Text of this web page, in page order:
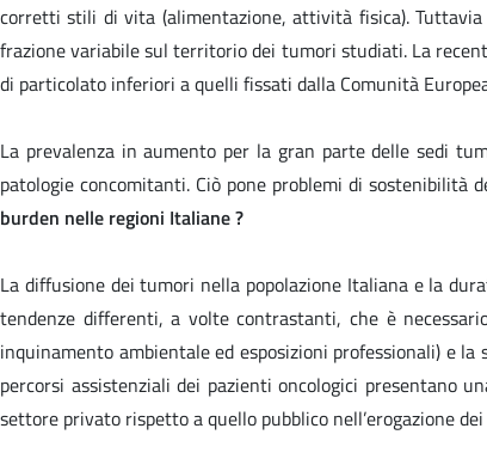
corretti stili di vita (alimentazione, attività fisica).
frazione variabile sul territorio dei tumori studiati. La
di particolato inferiori a quelli fissati dalla Comunità
La prevalenza in aumento per la gran parte delle sedi
patologie concomitanti. Ciò pone problemi di sostenibilità
burden nelle regioni Italiane ?
La diffusione dei tumori nella popolazione Italiana e la
tendenze differenti, a volte contrastanti, che è
inquinamento ambientale ed esposizioni professionali) e
percorsi assistenziali dei pazienti oncologici presentano
settore privato rispetto a quello pubblico nell’erogazione